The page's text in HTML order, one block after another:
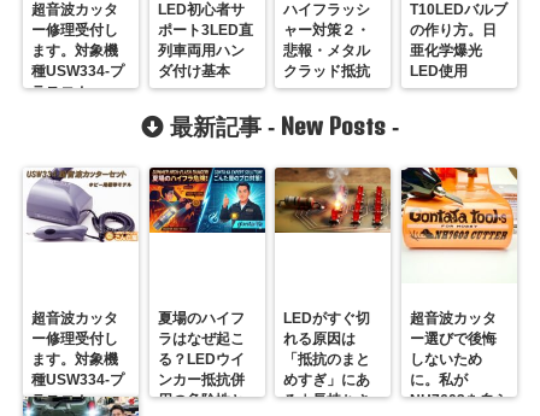
超音波カッタ
ー修理受付し
ます。対象機
種USW334-プ
ラスコム-
LED初心者サ
ポート3LED直
列車両用ハン
ダ付け基本
ハイフラッシ
ャー対策２・
悲報・メタル
クラッド抵抗
T10LEDバルブ
の作り方。日
亜化学爆光
LED使用
最新記事 - New Posts -
超音波カッタ
ー修理受付し
ます。対象機
種USW334-プ
ラスコム-
夏場のハイフ
ラはなぜ起こ
る？LEDウイ
ンカー抵抗併
用の危険性と
LEDがすぐ切
れる原因は
「抵抗のまと
めすぎ」にあ
る｜長持ちさ
超音波カッタ
ー選びで後悔
しないため
に。私が
NH7603を自ら